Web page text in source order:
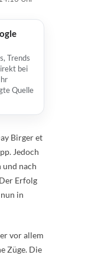
Trends
bei
Quelle
Birger et
Jedoch
und nach
Erfolg
in
vor allem
Züge. Die